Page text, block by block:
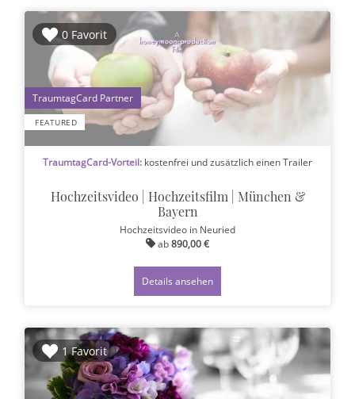
0 Favorit
FEATURED
1
TraumtagCard-Vorteil: kostenfrei und zusätzlich einen Trailer
Hochzeitsvideo | Hochzeitsfilm | München &
Bayern
Hochzeitsvideo in Neuried
ab890,00 €
Details ansehen
1 Favorit